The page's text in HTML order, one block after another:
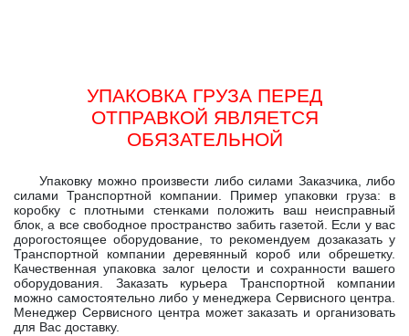
УПАКОВКА ГРУЗА ПЕРЕД
ОТПРАВКОЙ ЯВЛЯЕТСЯ
ОБЯЗАТЕЛЬНОЙ
Упаковку можно произвести либо силами Заказчика, либо
силами Транспортной компании. Пример упаковки груза: в
коробку с плотными стенками положить ваш неисправный
блок, а все свободное пространство забить газетой. Если у вас
дорогостоящее оборудование, то рекомендуем дозаказать у
Транспортной компании деревянный короб или обрешетку.
Качественная упаковка залог целости и сохранности вашего
оборудования. Заказать курьера Транспортной компании
можно самостоятельно либо у менеджера Сервисного центра.
Менеджер Сервисного центра может заказать и организовать
для Вас доставку.